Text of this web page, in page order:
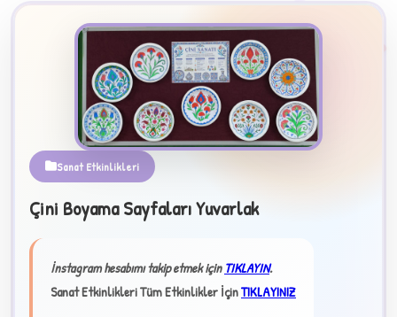
Sanat Etkinlikleri
Çini Boyama Sayfaları Yuvarlak
İnstagram hesabımı takip etmek içinTIKLAYIN.
Sanat Etkinlikleri Tüm Etkinlikler İçinTIKLAYINIZ